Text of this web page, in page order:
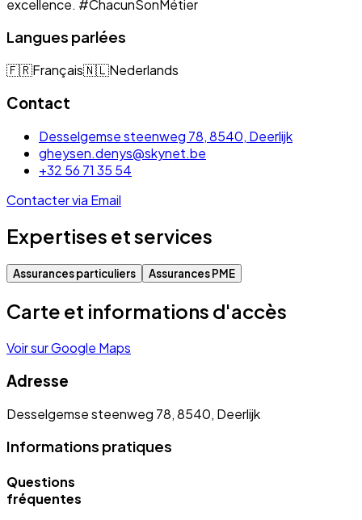
excellence. #ChacunSonMétier
Langues parlées
🇫🇷Français🇳🇱Nederlands
Contact
Desselgemse steenweg 78, 8540, Deerlijk
gheysen.denys@skynet.be
+32 56 71 35 54
Contacter via Email
Expertises et services
Assurances particuliers Assurances PME
Carte et informations d'accès
Voir sur Google Maps
Adresse
Desselgemse steenweg 78, 8540, Deerlijk
Informations pratiques
Questions
fréquentes